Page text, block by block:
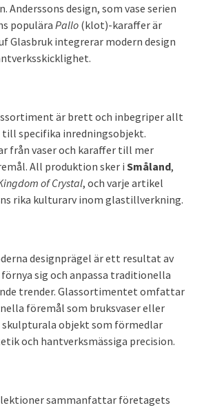
Anderssons design, som vase serien
populära Pallo (klot)-karaffer är
Glasbruk integrerar modern design
är brett och inbegriper allt
till specifika inredningsobjekt.
från vaser och karaffer till mer
All produktion sker i Småland,
of Crystal, och varje artikel
rika kulturarv inom glastillverkning.
designprägel är ett resultat av
sig och anpassa traditionella
trender. Glassortimentet omfattar
föremål som bruksvaser eller
skulpturala objekt som förmedlar
och hantverksmässiga precision.
sammanfattar företagets